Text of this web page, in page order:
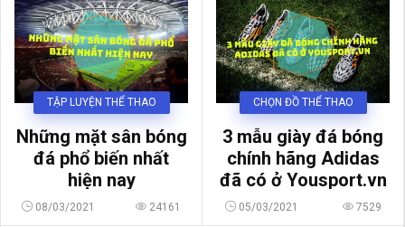
TẬP LUYỆN THỂ THAO
Những mặt sân bóng
đá phổ biến nhất
hiện nay
08/03/2021 24161
CHỌN ĐỒ THỂ THAO
3 mẫu giày đá bóng
chính hãng Adidas
đã có ở Yousport.vn
05/03/2021 7529